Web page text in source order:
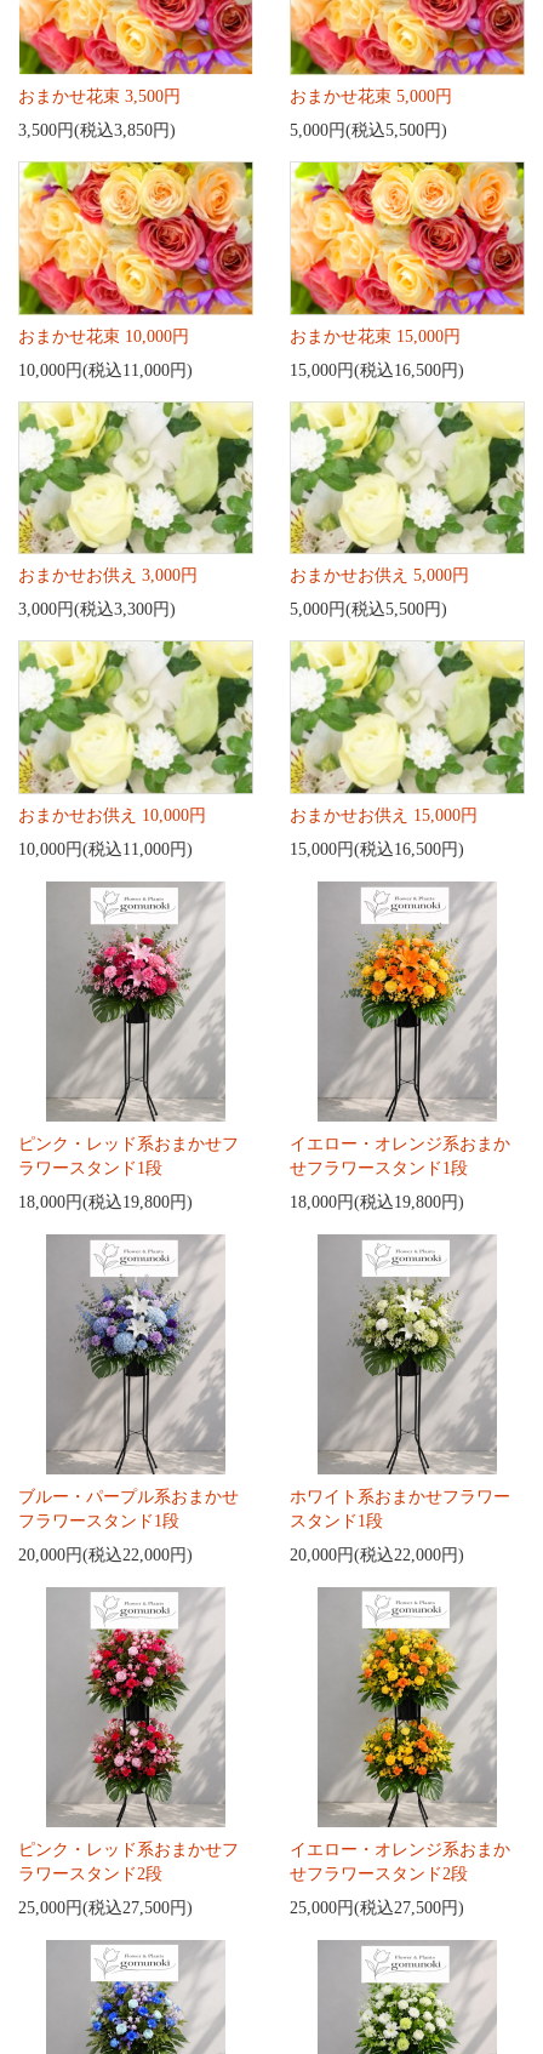
おまかせ花束 3,500円
3,500円(税込3,850円)
おまかせ花束 5,000円
5,000円(税込5,500円)
おまかせ花束 10,000円
10,000円(税込11,000円)
おまかせ花束 15,000円
15,000円(税込16,500円)
おまかせお供え 3,000円
3,000円(税込3,300円)
おまかせお供え 5,000円
5,000円(税込5,500円)
おまかせお供え 10,000円
10,000円(税込11,000円)
おまかせお供え 15,000円
15,000円(税込16,500円)
ピンク・レッド系おまかせフ
ラワースタンド1段
18,000円(税込19,800円)
イエロー・オレンジ系おまか
せフラワースタンド1段
18,000円(税込19,800円)
ブルー・パープル系おまかせ
フラワースタンド1段
20,000円(税込22,000円)
ホワイト系おまかせフラワー
スタンド1段
20,000円(税込22,000円)
ピンク・レッド系おまかせフ
ラワースタンド2段
25,000円(税込27,500円)
イエロー・オレンジ系おまか
せフラワースタンド2段
25,000円(税込27,500円)